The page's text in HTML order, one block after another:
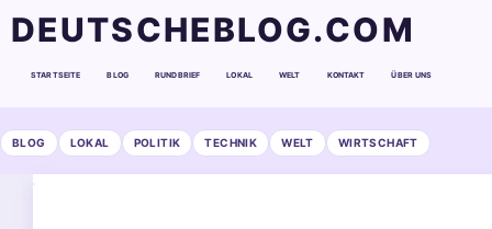
DEUTSCHEBLOG.COM
STARTSEITE BLOG RUNDBRIEF LOKAL WELT KONTAKT ÜBER UNS
BLOG LOKAL POLITIK TECHNIK WELT WIRTSCHAFT